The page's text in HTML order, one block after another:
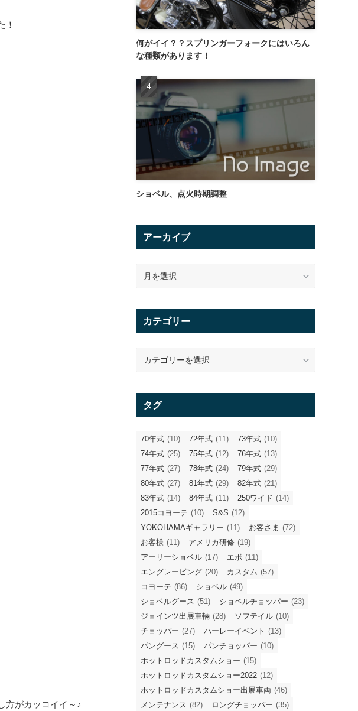
！
方がカッコイイ～♪
何がイイ？？スプリンガーフォークにはいろん
な種類があります！
ショベル、点火時期調整
アーカイブ
イ
カテゴリー
リ
タグ
70年式 (10) 72年式 (11) 73年式 (10)
74年式 (25) 75年式 (12) 76年式 (13)
77年式 (27) 78年式 (24) 79年式 (29)
80年式 (27) 81年式 (29) 82年式 (21)
83年式 (14) 84年式 (11) 250ワイド (14)
2015コヨーテ (10) S&S (12)
YOKOHAMAギャラリー (11) お客さま (72)
お客様 (11) アメリカ研修 (19)
アーリーショベル (17) エボ (11)
エングレービング (20) カスタム (57)
コヨーテ (86) ショベル (49)
ショベルグース (51) ショベルチョッパー (23)
ジョインツ出展車輛 (28) ソフテイル (10)
チョッパー (27) ハーレーイベント (13)
パングース (15) パンチョッパー (10)
ホットロッドカスタムショー (15)
ホットロッドカスタムショー2022 (12)
ホットロッドカスタムショー出展車両 (46)
メンテナンス (82) ロングチョッパー (35)